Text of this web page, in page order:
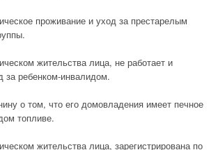
проживание и уход за престарелым
жительства лица, не работает и
за ребенком-инвалидом.
о том, что его домовладения имеет печное
топливе.
жительства лица, зарегистрирована по